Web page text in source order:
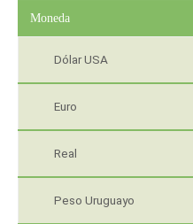
Moneda
Dólar USA
Euro
Real
Peso Uruguayo